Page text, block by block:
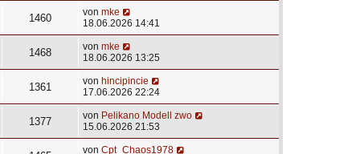
1460 von mke
18.06.2026 14:41
1468 von mke
18.06.2026 13:25
1361 von hincipincie
17.06.2026 22:24
1377 von Pelikano Modell zwo
15.06.2026 21:53
von Cpt_Chaos1978